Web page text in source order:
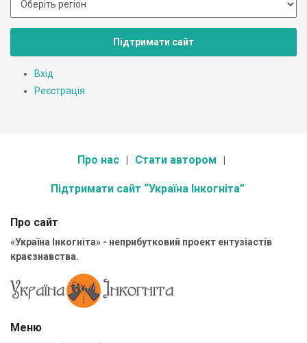
Підтримати сайт
Вхід
Реєстрація
Про нас Стати автором
Підтримати сайт “Україна Інкогніта”
Про сайт
«Україна Інкогніта» - неприбутковий проект ентузіастів
краєзнавства.
Меню